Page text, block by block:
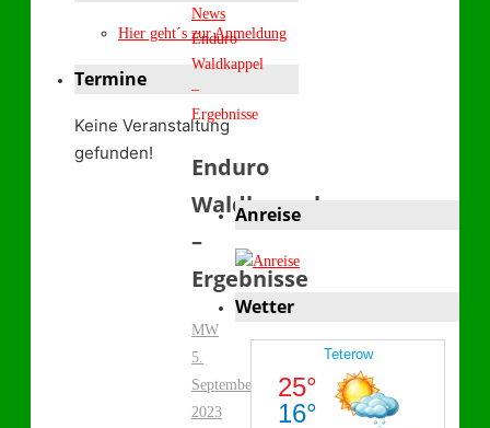
Start
News
Enduro
Waldkappel
–
Ergebnisse
Enduro
Waldkappel
–
Ergebnisse
MW
5.
September
2023
Hier geht´s zur Anmeldung
Termine
Keine Veranstaltung
gefunden!
Anreise
Wetter